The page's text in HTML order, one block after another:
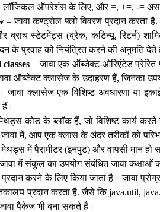
लॉजिकल ऑपरेशंस के लिए, और =, +=, -=
– जावा कण्ट्रोल फ्लो विवरण प्रदान करता
ब्रांच स्टेटमेंट्स (ब्रेक, कंटिन्यू, रिटर्न)
के प्रवाह को नियंत्रित करने की अनुमति देते
– जावा एक ऑब्जेक्ट-ओरिएंटेड
ऑब्जेक्ट क्लासेज के उदाहरण हैं, जिनका
जावा क्लासेज एक विशिष्ट अवधारणा या
हैं।
कोड के ब्लॉक हैं, जो विशिष्ट कार्य
में, आप एक क्लास के अंदर तरीकों को
में पैरामीटर (इनपुट) और वापसी मान हो
में संकुल का उपयोग संबंधित जावा कक्षाओं
करने के लिए किया जाता है। जावा
प्रदान करता है. जैसे कि java.util,
पैकेज भी बना सकते हैं।